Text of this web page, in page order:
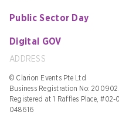
Public Sector Day
Digital GOV
ADDRESS
© Clarion Events Pte Ltd
Business Registration No:
Registered at 1 Raffles Place,
048616